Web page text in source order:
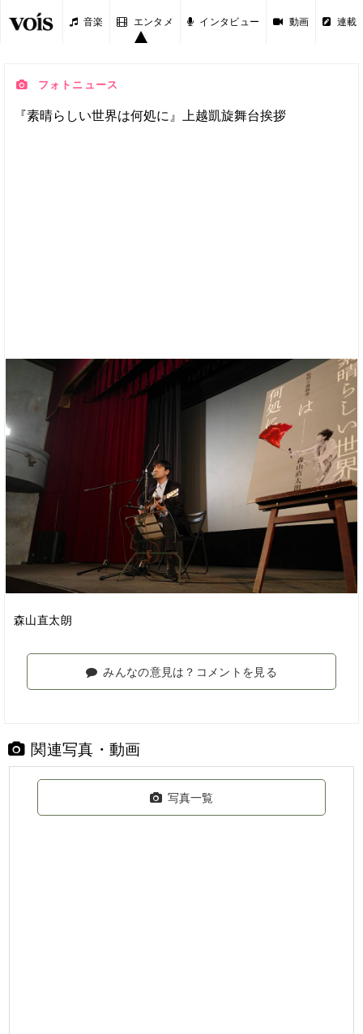
音楽 エンタメ インタビュー 動画 連載
フォトニュース
『素晴らしい世界は何処に』上越凱旋舞台挨拶
森山直太朗
みんなの意見は？コメントを見る
関連写真・動画
写真一覧